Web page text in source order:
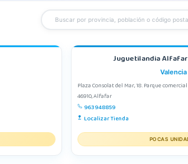
Juguetilandia
Valencia
Plaza Consolat del Mar, 18. Parque
46910, Alfafar
963948859
Localizar Tienda
POCAS